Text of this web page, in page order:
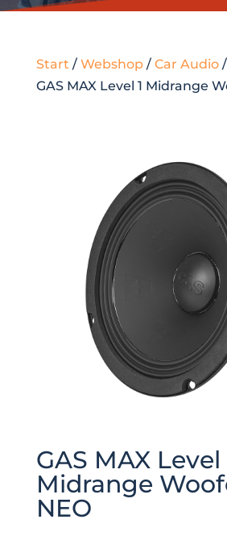
Start / Webshop/ Car Audio/
GAS MAX Level 1 Midrange
GAS MAX Level
Midrange
NEO